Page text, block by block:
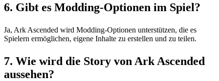
6. Gibt es Modding-Optionen im Spiel?
Ja, Ark Ascended wird Modding-Optionen unterstützen, die es
Spielern ermöglichen, eigene Inhalte zu erstellen und zu teilen.
7. Wie wird die Story von Ark Ascended
aussehen?